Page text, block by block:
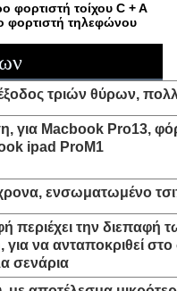
φορτιστή τοίχου C + A
φορτιστή τηλεφώνου
τριών θύρων,
για Macbook Pro13,
ipad ProM1
ενσωματωμένο
περιέχει την
να ανταποκριθεί στο
σενάρια